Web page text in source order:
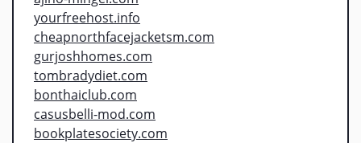
yourfreehost.info
cheapnorthfacejacketsm.com
gurjoshhomes.com
tombradydiet.com
bonthaiclub.com
casusbelli-mod.com
bookplatesociety.com